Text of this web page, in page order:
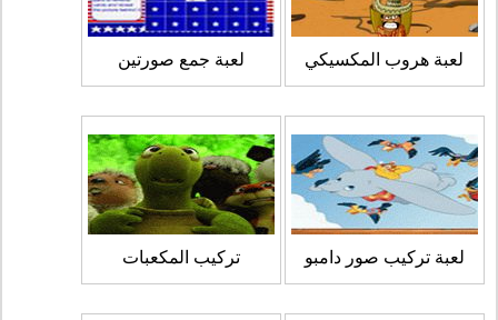
لعبة هروب المكسيكي لعبة جمع صورتين
لعبة تركيب صور دامبو تركيب المكعبات